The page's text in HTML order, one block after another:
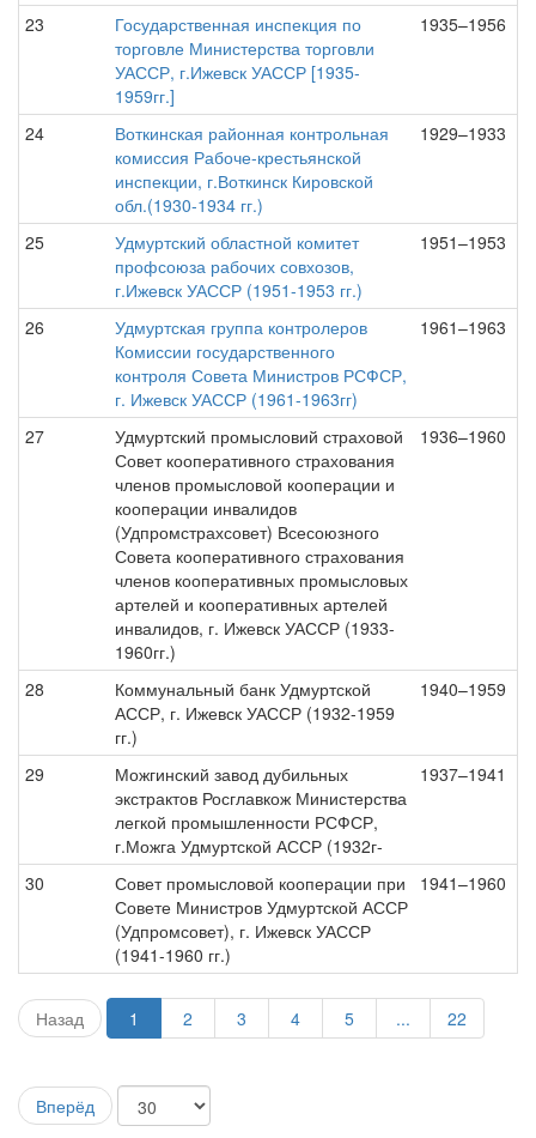
23
Государственная инспекция по
торговле Министерства торговли
УАССР, г.Ижевск УАССР [1935-
1959гг.]
1935–1956
24
Воткинская районная контрольная
комиссия Рабоче-крестьянской
инспекции, г.Воткинск Кировской
обл.(1930-1934 гг.)
1929–1933
25
Удмуртский областной комитет
профсоюза рабочих совхозов,
г.Ижевск УАССР (1951-1953 гг.)
1951–1953
26
Удмуртская группа контролеров
Комиссии государственного
контроля Совета Министров РСФСР,
г. Ижевск УАССР (1961-1963гг)
1961–1963
27
Удмуртский промысловий страховой
Совет кооперативного страхования
членов промысловой кооперации и
кооперации инвалидов
(Удпромстрахсовет) Всесоюзного
Совета кооперативного страхования
членов кооперативных промысловых
артелей и кооперативных артелей
инвалидов, г. Ижевск УАССР (1933-
1960гг.)
1936–1960
28
Коммунальный банк Удмуртской
АССР, г. Ижевск УАССР (1932-1959
гг.)
1940–1959
29
Можгинский завод дубильных
экстрактов Росглавкож Министерства
легкой промышленности РСФСР,
г.Можга Удмуртской АССР (1932г-
1937–1941
30
Совет промысловой кооперации при
Совете Министров Удмуртской АССР
(Удпромсовет), г. Ижевск УАССР
(1941-1960 гг.)
1941–1960
Назад 1 2 3 4 5 ... 22
Вперёд